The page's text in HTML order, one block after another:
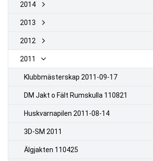
2014
2013
2012
2011
Klubbmästerskap 2011-09-17
DM Jakt o Fält Rumskulla 110821
Huskvarnapilen 2011-08-14
3D-SM 2011
Älgjakten 110425